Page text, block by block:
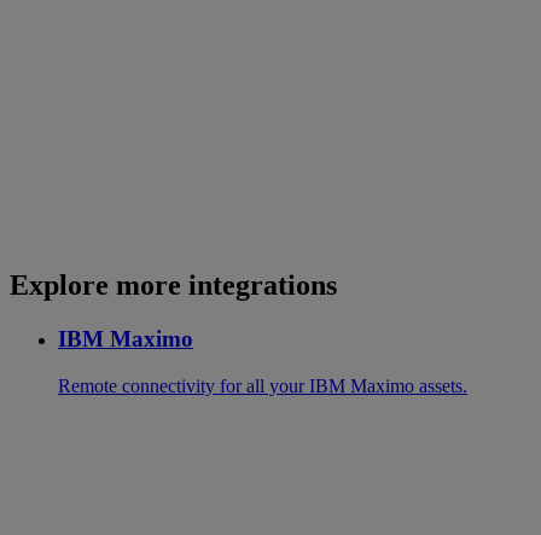
Explore more integrations
IBM Maximo
Remote connectivity for all your IBM Maximo assets.